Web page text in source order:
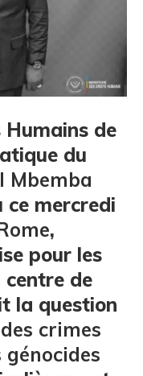
de
du
Mbemba
ce mercredi
,
pour les
centre de
la question
crimes